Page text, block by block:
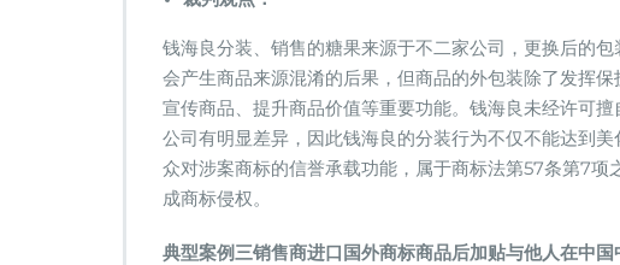
钱海良分装、销售的糖果来源于不二家公司，更换后的
会产生商品来源混淆的后果，但商品的外包装除了发挥
宣传商品、提升商品价值等重要功能。钱海良未经许可
公司有明显差异，因此钱海良的分装行为不仅不能达到
众对涉案商标的信誉承载功能，属于商标法第57条第7项
成商标侵权。
典型案例三销售商进口国外商标商品后加贴与他人在中